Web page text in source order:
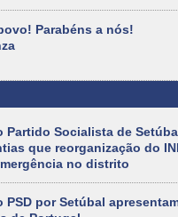
Parabéns a nós!
Partido Socialista de
que reorganização do
no distrito
PSD por Setúbal